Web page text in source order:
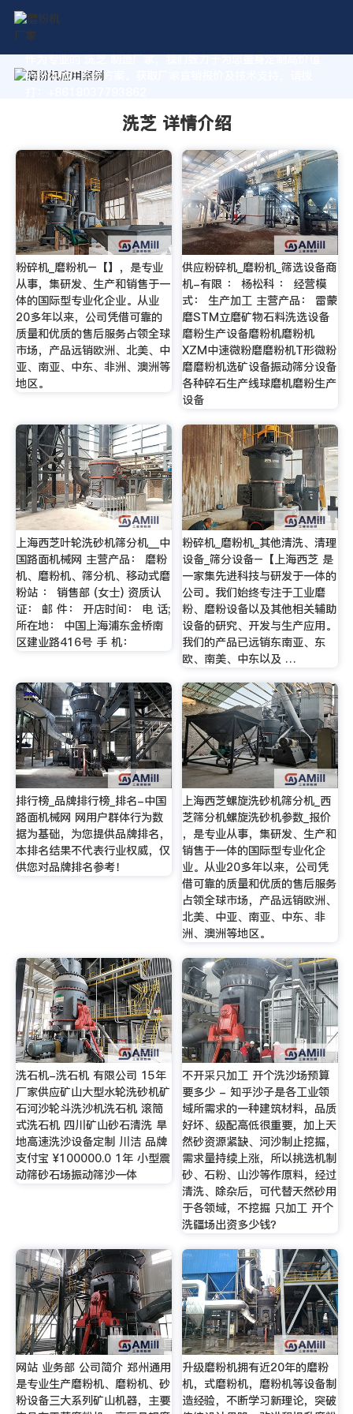
作为专业的 洗芝 制造厂家，我们致力于为您量身定制高价值
的粉体加工系统方案。获取厂家直销报价及技术支持，请拨
洗芝 详情介绍
粉碎机_磨粉机–【】，是专业
从事，集研发、生产和销售于一
体的国际型专业化企业。从业
20多年以来，公司凭借可靠的
质量和优质的售后服务占领全球
市场，产品远销欧洲、北美、中
亚、南亚、中东、非洲、澳洲等
地区。
供应粉碎机_磨粉机_筛选设备商
机-有限 ： 杨松科 ： 经营模
式： 生产加工 主营产品： 雷蒙
磨STM立磨矿物石料洗选设备
磨粉生产设备磨粉机磨粉机
XZM中速微粉磨磨粉机T形微粉
磨磨粉机选矿设备振动筛分设备
各种碎石生产线球磨机磨粉生产
设备
上海西芝叶轮洗砂机筛分机__中
国路面机械网 主营产品： 磨粉
机、磨粉机、筛分机、移动式磨
粉站 ： 销售部 (女士) 资质认
证： 邮 件： 开店时间： 电 话;
所在地： 中国上海浦东金桥南
区建业路416号 手 机：
粉碎机_磨粉机_其他清洗、清理
设备_筛分设备–【上海西芝 是
一家集先进科技与研发于一体的
公司。我们始终专注于工业磨
粉、磨粉设备以及其他相关辅助
设备的研究、开发与生产应用。
我们的产品已远销东南亚、东
欧、南美、中东以及 …
排行榜_品牌排行榜_排名-中国
路面机械网 网用户群体行为数
据为基础，为您提供品牌排名，
本排名结果不代表行业权威，仅
供您对品牌排名参考！
上海西芝螺旋洗砂机筛分机_西
芝筛分机螺旋洗砂机参数_报价
，是专业从事，集研发、生产和
销售于一体的国际型专业化企
业。从业20多年以来，公司凭
借可靠的质量和优质的售后服务
占领全球市场，产品远销欧洲、
北美、中亚、南亚、中东、非
洲、澳洲等地区。
洗石机-洗石机 有限公司 15年
厂家供应矿山大型水轮洗砂机矿
石河沙轮斗洗沙机洗石机 滚筒
式洗石机 四川矿山砂石清洗 旱
地高速洗沙设备定制 川洁 品牌
支付宝 ¥100000.0 1年 小型震
动筛砂石场振动筛沙一体
不开采只加工 开个洗沙场预算
要多少 - 知乎沙子是各工业领
域所需求的一种建筑材料，品质
好坏、级配高低很重要，加上天
然砂资源紧缺、河沙制止挖掘，
需求量持续上涨，所以挑选机制
砂、石粉、山沙等作原料，经过
清洗、除杂后，可代替天然砂用
于各领域，不挖掘 只加工 开个
洗疆场出资多少钱？
网站 业务部 公司简介 郑州通用
是专业生产磨粉机、磨粉机、砂
粉设备三大系列矿山机器，主要
升级磨粉机拥有近20年的磨粉
机，式磨粉机，磨粉机等设备制
造经验，不断学习新理论，突破